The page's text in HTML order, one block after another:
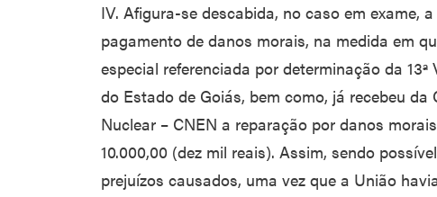
IV. Afigura-se descabida, no caso em exame,
pagamento de danos morais, na medida em
especial referenciada por determinação da
do Estado de Goiás, bem como, já recebeu
Nuclear – CNEN a reparação por danos
10.000,00 (dez mil reais). Assim, sendo
prejuízos causados, uma vez que a União